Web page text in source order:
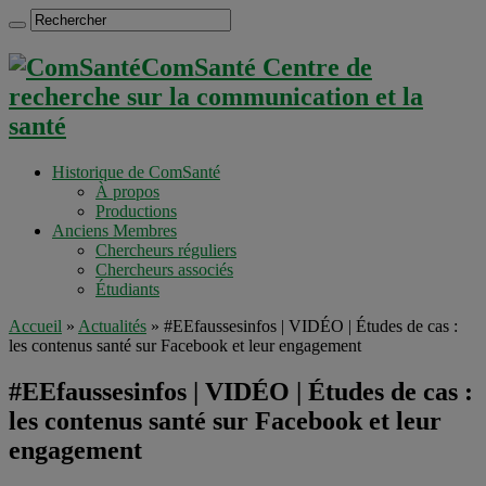
ComSanté Centre de
recherche sur la communication et la
santé
Historique de ComSanté
À propos
Productions
Anciens Membres
Chercheurs réguliers
Chercheurs associés
Étudiants
Accueil » Actualités » #EEfaussesinfos | VIDÉO | Études de cas :
les contenus santé sur Facebook et leur engagement
#EEfaussesinfos | VIDÉO | Études de cas :
les contenus santé sur Facebook et leur
engagement